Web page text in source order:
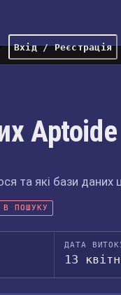
Вхід / Реєстрація
Aptoide
та які бази даних
В ПОШУКУ
ДАТА
13